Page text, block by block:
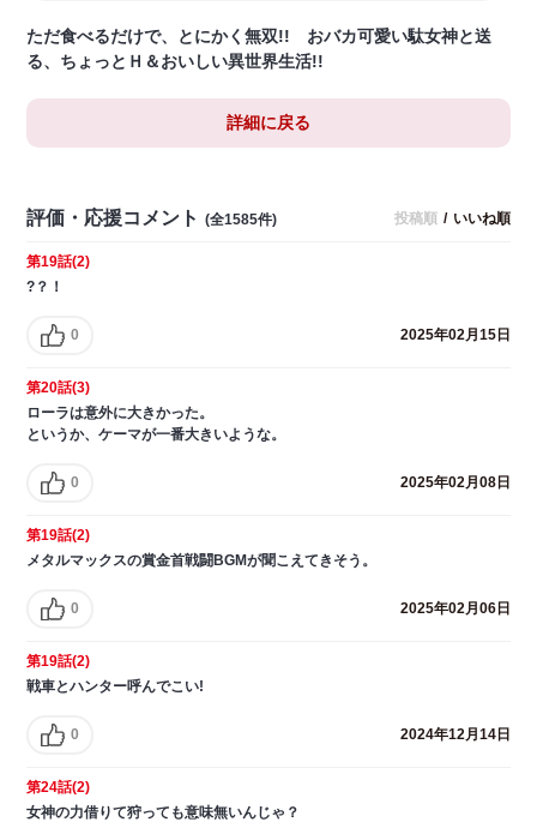
ただ食べるだけで、とにかく無双!! おバカ可愛い駄女神と送
る、ちょっとＨ＆おいしい異世界生活!!
詳細に戻る
評価・応援コメント (全1585件) 投稿順 / いいね順
第19話(2)
?？！
0 2025年02月15日
第20話(3)
ローラは意外に大きかった。
というか、ケーマが一番大きいような。
0 2025年02月08日
第19話(2)
メタルマックスの賞金首戦闘BGMが聞こえてきそう。
0 2025年02月06日
第19話(2)
戦車とハンター呼んでこい!
0 2024年12月14日
第24話(2)
女神の力借りて狩っても意味無いんじゃ？